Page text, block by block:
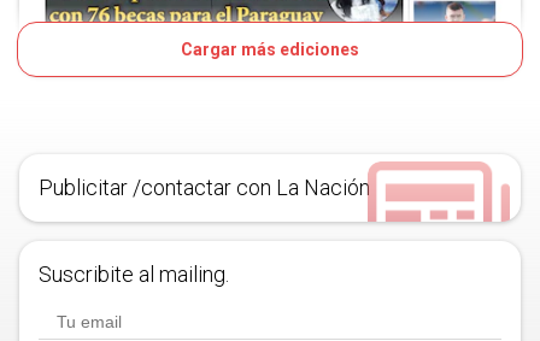
Cargar más ediciones
Publicitar /contactar con La Nación
Suscribite al mailing.